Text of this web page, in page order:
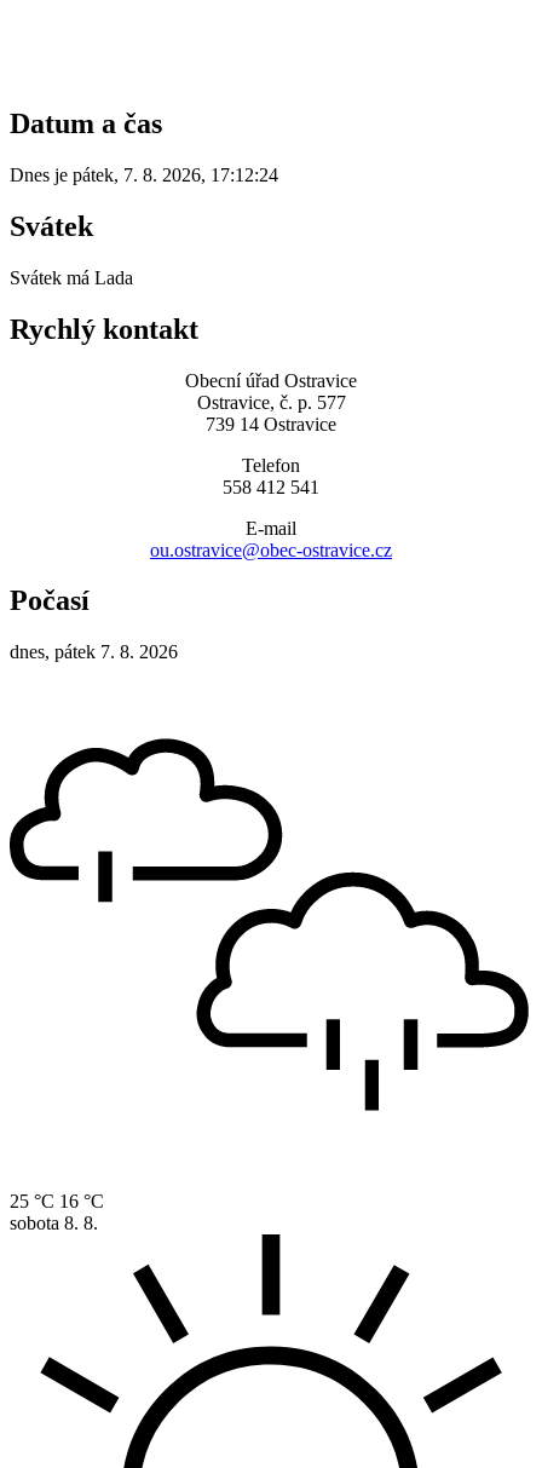
Datum a čas
Dnes je pátek, 7. 8. 2026, 17:12:24
Svátek
Svátek má Lada
Rychlý kontakt
Obecní úřad Ostravice
Ostravice, č. p. 577
739 14 Ostravice
Telefon
558 412 541
E-mail
ou.ostravice@obec-ostravice.cz
Počasí
dnes, pátek 7. 8. 2026
25 °C 16 °C
sobota 8. 8.